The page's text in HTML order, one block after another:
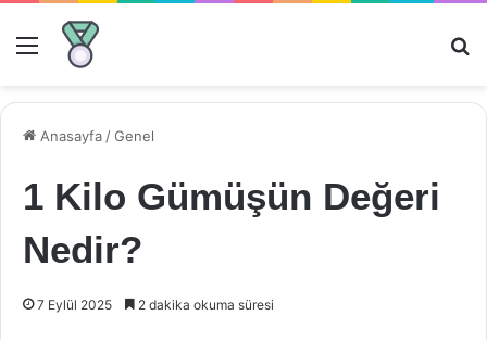
Menü
Anasayfa /Genel
1 Kilo Gümüşün Değeri
Nedir?
7 Eylül 2025 2 dakika okuma süresi